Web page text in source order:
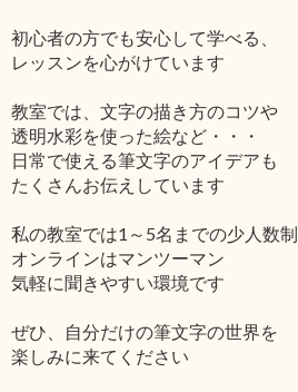
初心者の方でも安心して学べる、
レッスンを心がけています
教室では、文字の描き方のコツや
透明水彩を使った絵など・・・
日常で使える筆文字のアイデアも
たくさんお伝えしています
私の教室では1～5名までの少人数制
オンラインはマンツーマン
気軽に聞きやすい環境です
ぜひ、自分だけの筆文字の世界を
楽しみに来てください